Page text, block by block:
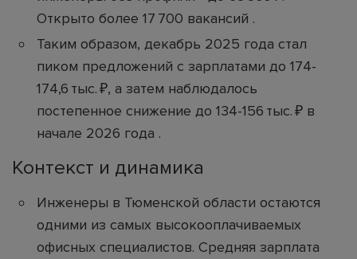
Открыто более 17 700 вакансий .
Таким образом, декабрь 2025 года стал
пиком предложений с зарплатами до 174-
174,6 тыс. ₽, а затем наблюдалось
постепенное снижение до 134-156 тыс. ₽ в
начале 2026 года .
Контекст и динамика
Инженеры в Тюменской области остаются
одними из самых высокооплачиваемых
офисных специалистов. Средняя зарплата